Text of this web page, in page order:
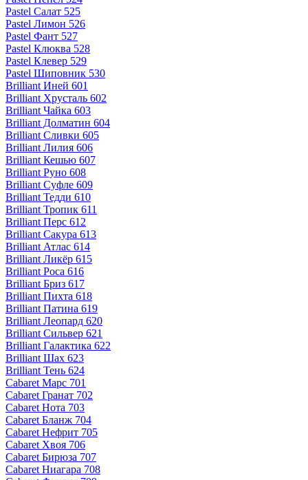
Pastel Салат 525
Pastel Лимон 526
Pastel Фант 527
Pastel Клюква 528
Pastel Клевер 529
Pastel Шиповник 530
Brilliant Иней 601
Brilliant Хрусталь 602
Brilliant Чайка 603
Brilliant Долматин 604
Brilliant Сливки 605
Brilliant Лилия 606
Brilliant Кешью 607
Brilliant Руно 608
Brilliant Суфле 609
Brilliant Тедди 610
Brilliant Тропик 611
Brilliant Перс 612
Brilliant Сакура 613
Brilliant Атлас 614
Brilliant Ликёр 615
Brilliant Роса 616
Brilliant Бриз 617
Brilliant Пихта 618
Brilliant Патина 619
Brilliant Леопард 620
Brilliant Сильвер 621
Brilliant Галактика 622
Brilliant Шах 623
Brilliant Тень 624
Cabaret Марс 701
Cabaret Гранат 702
Cabaret Нота 703
Cabaret Бланж 704
Cabaret Нефрит 705
Cabaret Хвоя 706
Cabaret Бирюза 707
Cabaret Ниагара 708